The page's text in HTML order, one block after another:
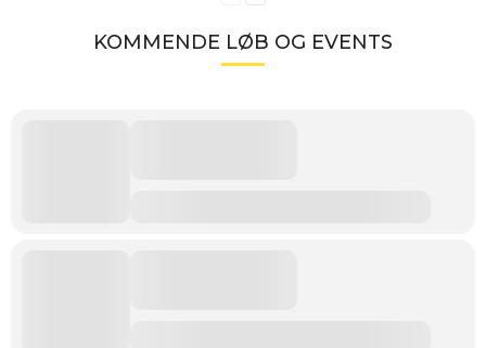
KOMMENDE LØB OG EVENTS